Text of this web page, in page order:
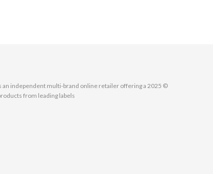
is an independent multi-brand online retailer offering a
from leading labels.